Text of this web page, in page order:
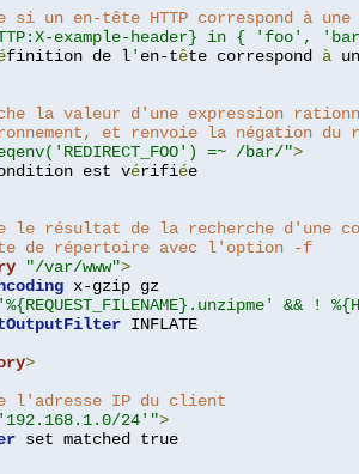
si un en-tête HTTP correspond à
example-header} in { 'foo',
finition de l' en-tête correspond à
la valeur d'une expression
et renvoie la négation du
=~ /bar/">
est vérifié
résultat de la recherche d'une
de répertoire avec l'option -f
"/var/www">
&& !
>
l'adresse IP du client
24'">